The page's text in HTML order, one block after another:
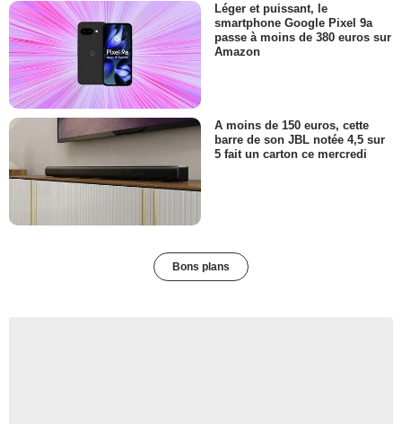
Léger et puissant, le
smartphone Google Pixel 9a
passe à moins de 380 euros sur
Amazon
A moins de 150 euros, cette
barre de son JBL notée 4,5 sur
5 fait un carton ce mercredi
Bons plans